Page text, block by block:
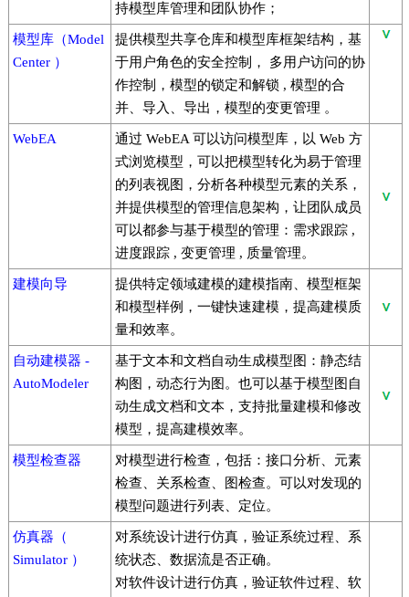
持模型库管理和团队协作；
模型库（Model
Center ）
提供模型共享仓库和模型库框架结构，基
于用户角色的安全控制， 多用户访问的协
作控制，模型的锁定和解锁 , 模型的合
并、导入、导出，模型的变更管理 。
WebEA
通过 WebEA 可以访问模型库，以 Web 方
式浏览模型，可以把模型转化为易于管理
的列表视图，分析各种模型元素的关系，
并提供模型的管理信息架构，让团队成员
可以都参与基于模型的管理：需求跟踪 ,
进度跟踪 , 变更管理 , 质量管理。
建模向导
提供特定领域建模的建模指南、模型框架
和模型样例，一键快速建模，提高建模质
量和效率。
自动建模器 -
AutoModeler
基于文本和文档自动生成模型图：静态结
构图，动态行为图。也可以基于模型图自
动生成文档和文本，支持批量建模和修改
模型，提高建模效率。
模型检查器
对模型进行检查，包括：接口分析、元素
检查、关系检查、图检查。可以对发现的
模型问题进行列表、定位。
仿真器（
Simulator ）
对系统设计进行仿真，验证系统过程、系
统状态、数据流是否正确。
对软件设计进行仿真，验证软件过程、软